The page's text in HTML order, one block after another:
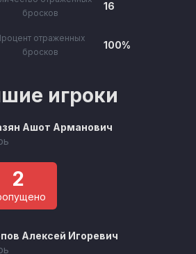
бросков
16
отраженных
бросков
100%
игроки
Ашот Арманович
2
Алексей Игоревич